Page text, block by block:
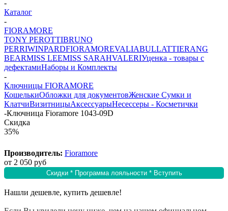
-
Каталог
-
FIORAMORE
TONY PEROTTIBRUNO
PERRIWINPARDFIORAMOREVALIABULLATTIERANG
BEARMISS LEEMISS SARAHVALERIУценка - товары с
дефектамиНаборы и Комплекты
-
Ключницы FIORAMORE
КошелькиОбложки для документовЖенские Сумки и
КлатчиВизитницыАксессуарыНесессеры - Косметички
-Ключница Fioramore 1043-09D
Скидка
35%
Производитель: Fioramore
от 2 050 руб
Скидки * Программа лояльности * Вступить
Нашли дешевле, купить дешевле!